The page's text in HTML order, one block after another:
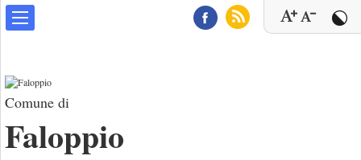
Comune di
Faloppio